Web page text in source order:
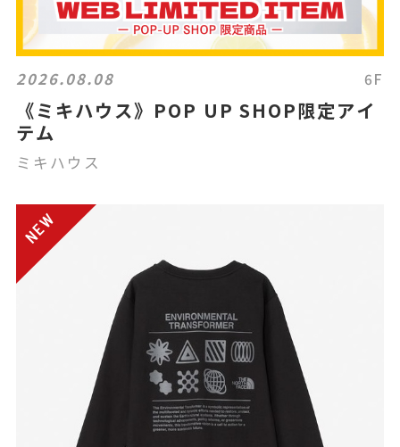
2026.08.08 6F
《ミキハウス》POP UP SHOP限定アイ
テム
ミキハウス